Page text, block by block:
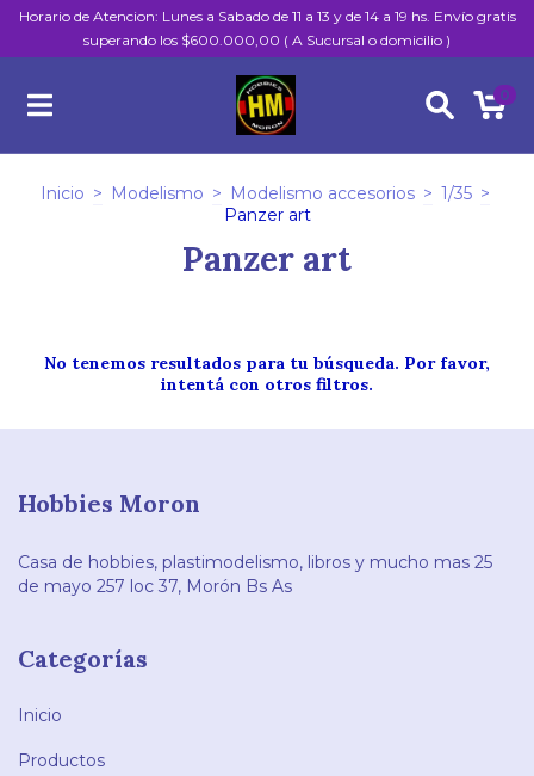
Horario de Atencion: Lunes a Sabado de 11 a 13 y de 14 a 19 hs. Envío gratis
superando los $600.000,00 ( A Sucursal o domicilio )
0
Inicio > Modelismo > Modelismo accesorios > 1/35 >
Panzer art
Panzer art
No tenemos resultados para tu búsqueda. Por favor,
intentá con otros filtros.
Hobbies Moron
Casa de hobbies, plastimodelismo, libros y mucho mas 25
de mayo 257 loc 37, Morón Bs As
Categorías
Inicio
Productos